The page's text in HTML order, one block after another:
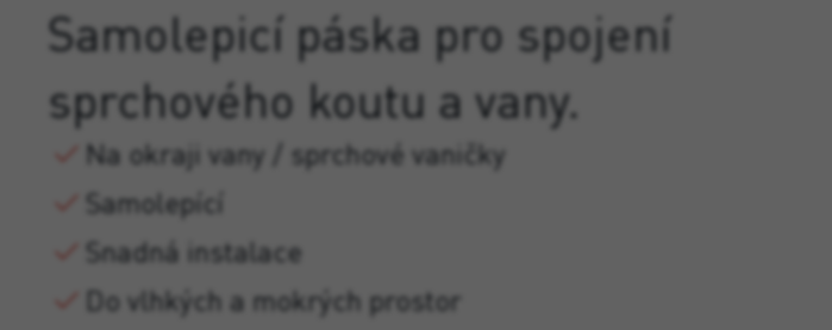
Samolepicí páska pro spojení
sprchového koutu a vany.
Na okraji vany / sprchové vaničky
Samolepící
Snadná instalace
Do vlhkých a mokrých prostor